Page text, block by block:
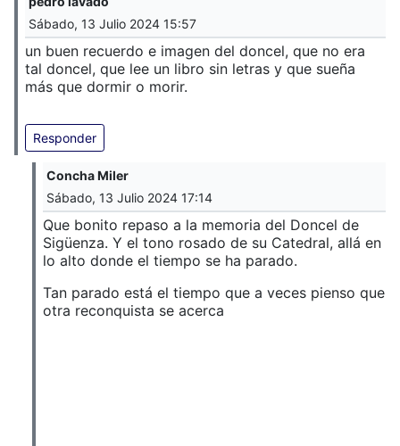
Sábado, 13 Julio 2024 15:57
un buen recuerdo e imagen del doncel, que no era
tal doncel, que lee un libro sin letras y que sueña
más que dormir o morir.
Responder
Concha Miler
Sábado, 13 Julio 2024 17:14
Que bonito repaso a la memoria del Doncel de
Sigüenza. Y el tono rosado de su Catedral, allá en
lo alto donde el tiempo se ha parado.
Tan parado está el tiempo que a veces pienso que
otra reconquista se acerca